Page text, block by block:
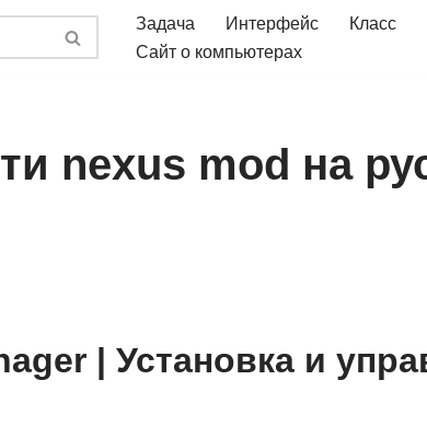
Задача Интерфейс Класс
Сайт о компьютерах
nexus mod на
| Установка и